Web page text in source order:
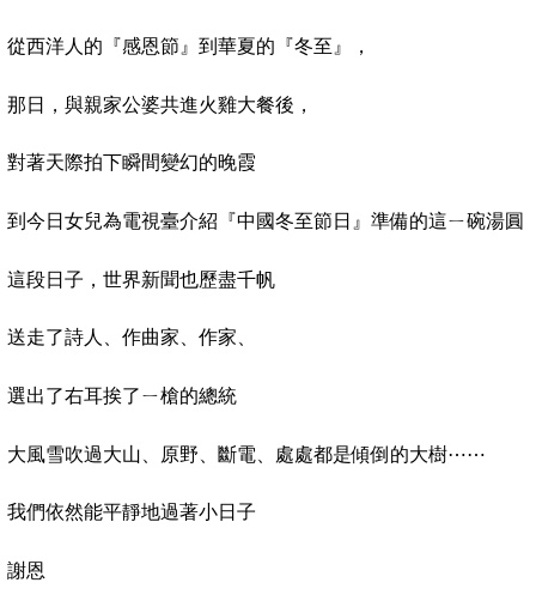
從西洋人的『感恩節』到華夏的『冬至』，
那日，與親家公婆共進火雞大餐後，
對著天際拍下瞬間變幻的晚霞
到今日女兒為電視臺介紹『中國冬至節日』準備的這ㄧ碗湯圓
這段日子，世界新聞也歷盡千帆
送走了詩人、作曲家、作家、
選出了右耳挨了ㄧ槍的總統
大風雪吹過大山、原野、斷電、處處都是傾倒的大樹⋯⋯
我們依然能平靜地過著小日子
謝恩